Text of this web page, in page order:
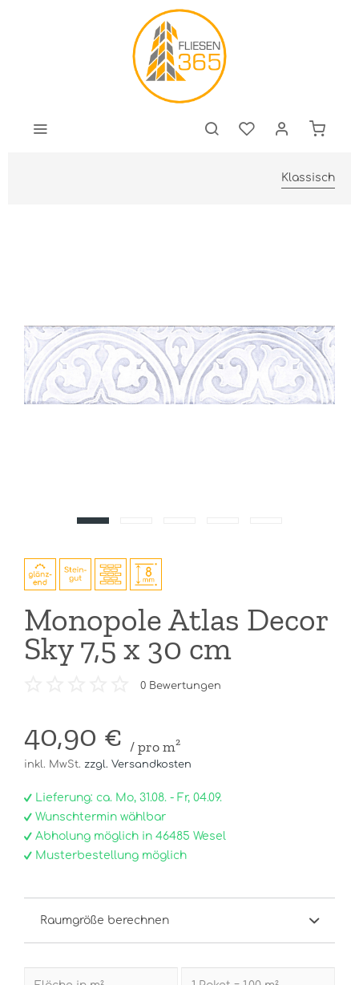
Klassisch
Monopole Atlas Decor
Sky 7,5 x 30 cm
0 Bewertungen
40,90 € / pro m²
inkl. MwSt. zzgl. Versandkosten
Lieferung: ca. Mo, 31.08. - Fr, 04.09.
Wunschtermin wählbar
Abholung möglich in 46485 Wesel
Musterbestellung möglich
Raumgröße berechnen